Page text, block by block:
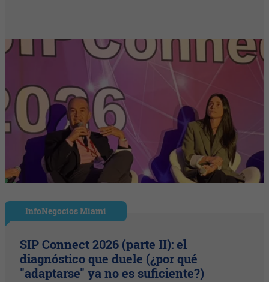
InfoNegocios Miami
SIP Connect 2026 (parte II): el
diagnóstico que duele (¿por qué
"adaptarse" ya no es suficiente?)